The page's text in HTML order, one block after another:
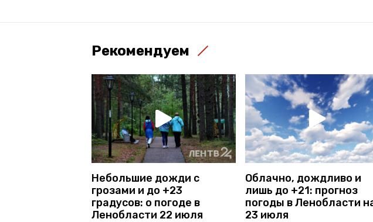
Рекомендуем
Небольшие дожди с
грозами и до +23
градусов: о погоде в
Ленобласти 22 июля
Облачно, дождливо и
лишь до +21: прогноз
погоды в Ленобласти
23 июля